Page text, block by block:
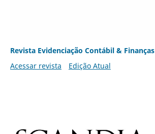
Revista Evidenciação Contábil & Finanças
Acessar revista
Edição Atual